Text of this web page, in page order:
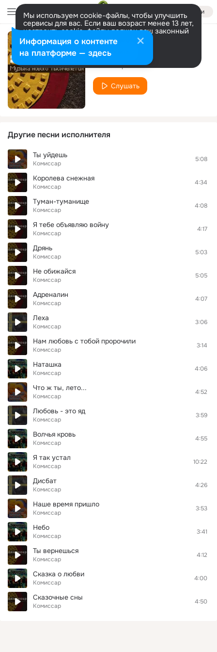
Войти
Мы используем cookie-файлы, чтобы улучшить
сервисы для вас. Если ваш возраст менее 13 лет,
настроить cookie-файлы должен ваш законный
представитель. Больше информации
Разрешить все Настроить
BFG-2000
Комиссар
Слушать
Другие песни исполнителя
Ты уйдешь
Комиссар
5:08
Королева снежная
Комиссар
4:34
Туман-туманище
Комиссар
4:08
Я тебе объявляю войну
Комиссар
4:17
Дрянь
Комиссар
5:03
Не обижайся
Комиссар
5:05
Адреналин
Комиссар
4:07
Леха
Комиссар
3:06
Нам любовь с тобой пророчили
Комиссар
3:14
Наташка
Комиссар
4:06
Что ж ты, лето...
Комиссар
4:52
Любовь - это яд
Комиссар
3:59
Волчья кровь
Комиссар
4:55
Я так устал
Комиссар
10:22
Дисбат
Комиссар
4:26
Наше время пришло
Комиссар
3:53
Небо
Комиссар
3:41
Ты вернешься
Комиссар
4:12
Сказка о любви
Комиссар
4:00
Сказочные сны
Комиссар
4:50
Информация о контенте
на платформе — здесь